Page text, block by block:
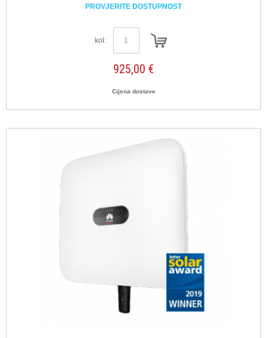
PROVJERITE DOSTUPNOST
kol:
925,00 €
Cijena dostave